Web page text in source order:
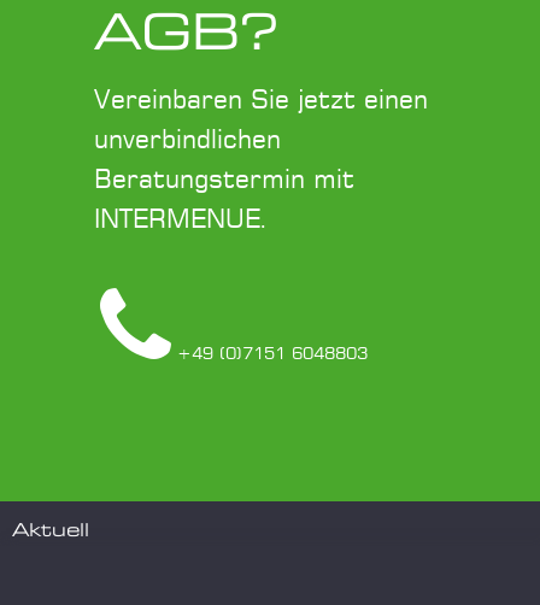
AGB?
Vereinbaren Sie jetzt einen
unverbindlichen
Beratungstermin mit
INTERMENUE.
+49 (0)7151 6048803
Aktuell